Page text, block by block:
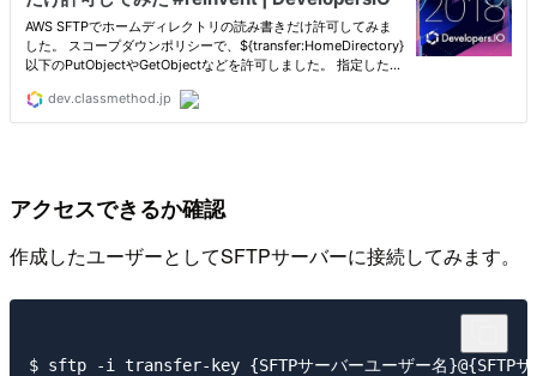
アクセスできるか確認
作成したユーザーとしてSFTPサーバーに接続してみます。
$ sftp -i transfer-key {SFTPサーバーユーザー名}@{SFTPサ